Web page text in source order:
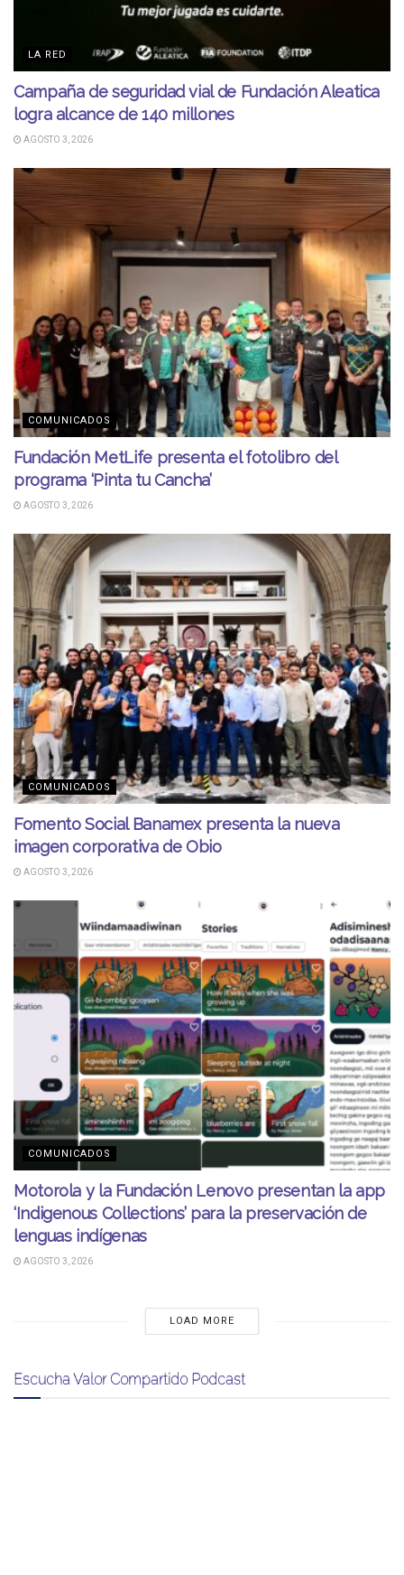
LA RED
Campaña de seguridad vial de Fundación Aleatica
logra alcance de 140 millones
AGOSTO 3, 2026
COMUNICADOS
Fundación MetLife presenta el fotolibro del
programa ‘Pinta tu Cancha’
AGOSTO 3, 2026
COMUNICADOS
Fomento Social Banamex presenta la nueva
imagen corporativa de Obio
AGOSTO 3, 2026
COMUNICADOS
Motorola y la Fundación Lenovo presentan la app
‘Indigenous Collections’ para la preservación de
lenguas indígenas
AGOSTO 3, 2026
LOAD MORE
Escucha Valor Compartido Podcast